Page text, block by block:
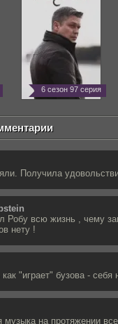
6 сезон 97 серия
Получила
Робу всю жизнь , чему
нету !
"играет" бузова - себя
музыка на протяжении